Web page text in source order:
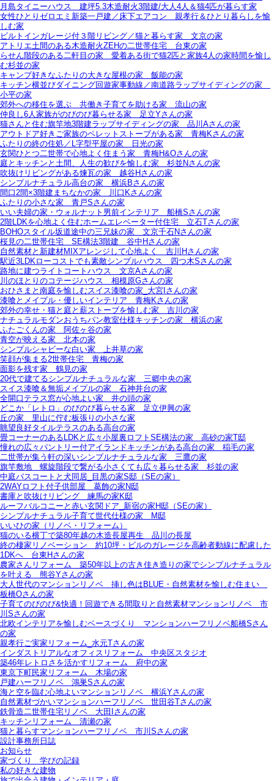
月島タイニーハウス＿建坪5.3木造耐火3階建/大人4人＆猫4匹が暮らす家
女性ひとりゼロエミ新築一戸建／床下エアコン＿親孝行＆ひとり暮らしを愉
しむ家
ビルトインガレージ付３階リビング／猫と暮らす家＿文京の家
アトリエ土間のある木造耐火ZEHの二世帯住宅＿台東の家
らせん階段のある二軒目の家＿愛着ある街で猫2匹と家族4人の家時間を愉し
む杉並の家
キャンプ好きなふたりの大きな屋根の家＿飯能の家
キッチン横並びダイニング回遊家事動線／南道路ラップサイディングの家＿
小平の家
郊外への移住を選ぶ＿共働き子育てを助ける家＿流山の家
仲良し6人家族がのびのび暮らせる家＿足立Yさんの家
猫さんと住む旗竿地3階建ラップサイディングの家＿品川Aさんの家
アウトドア好きご家族のペレットストーブがある家＿青梅Kさんの家
ふたりの終の住処／L字型平屋の家＿日光の家
玄関ひとつ二世帯で心地よく住まう家＿青梅H&Oさんの家
庭とキッチンと土間、人生の歓びを愉しむ家＿杉並Nさんの家
吹抜けリビングがある煉瓦の家＿越谷Hさんの家
シンプルナチュラル高台の家＿横浜Bさんの家
間口2間×3階建まちなかの家＿川口Kさんの家
ふたりの小さな家＿青戸Sさんの家
いい夫婦の家・ウォルナット男前インテリア＿船橋Sさんの家
2階LDKを心地よく住むホームエレベーター付住宅＿立石Tさんの家
BOHOスタイル坂道途中の三兄妹の家＿文京千石Nさんの家
桜見の二世帯住宅＿SE構法3階建＿谷中Hさんの家
自然素材と新建材MIXアレンジして心地よく＿吉川Hさんの家
駅近3LDKローコストでも素敵シンプルハウス＿四つ木Sさんの家
路地に建つライトコートハウス＿文京Aさんの家
川のほとりのコテージハウス＿相模原Gさんの家
おひさまと南庭を愉しむスイス漆喰の家_大宮Iさんの家
漆喰とメイプル・優しいインテリア＿青梅Kさんの家
郊外の幸せ・猫と庭と薪ストーブを愉しむ家＿吉川の家
ナチュラルモダンおうちパン教室仕様キッチンの家＿横浜の家
ふたごくんの家＿阿佐ヶ谷の家
青空が映える家＿北本の家
シンプルシャビーな白い家＿上井草の家
笑顔が集まる2世帯住宅＿青梅の家
面影を残す家＿鶴見の家
20代で建てるシンプルナチュラルな家＿三郷中央の家
スイス漆喰＆無垢メイプルの家＿石神井台の家
全開口テラス窓が心地よい家＿井の頭の家
どこか「レトロ」のびのび暮らせる家＿足立伊興の家
丘の家＿里山に佇む板張りの小さな家
眺望良好タイルテラスのある高台の家
畳コーナーのあるLDKと広々小屋裏ロフトSE構法の家＿高砂の家T邸
憧れの広々パントリー付アイランドキッチンがある高台の家＿稲毛の家
二世帯が集う軒の深いシンプルナチュラルな家＿三鷹の家
旗竿敷地＿螺旋階段で繋がる小さくても広々暮らせる家＿杉並の家
中庭バスコートと犬同居_目黒の家S邸（SEの家）
2WAYロフト付子供部屋＿葛飾の家N邸
書庫と吹抜けリビング 練馬の家K邸
ルーフバルコニーと赤い玄関ドア_新宿の家H邸（SEの家）
シンプルナチュラル子育て世代仕様の家 M邸
いいひの家（リノベ・リフォーム）
猫のいる横丁で築80年越の木造長屋再生＿品川の長屋
終の棲家リノベーション＿約10坪・ビルのガレージを高齢者動線に配慮した
1DKへ＿台東Hさんの家
農家さんリフォーム＿築50年以上の古き佳き造りの家でシンプルナチュラル
を叶える＿熊谷Yさんの家
大人世代のマンションリノベ＿挿し色はBLUE・自然素材を愉しむ住まい＿
板橋Oさんの家
子育てのびのび&快適！回遊できる間取りと自然素材マンションリノベ＿市
川Sさんの家
北欧インテリアを愉しむベースづくり＿マンションハーフリノベ船橋Sさん
の家
親孝行ご実家リフォーム_水元Tさんの家
インダストリアルなオフィスリフォーム＿中央区スタジオ
築46年レトロさを活かすリフォーム＿府中の家
東京下町民家リフォーム＿木場の家
戸建ハーフリノベ＿鴻巣Sさんの家
海と空を臨む心地よいマンションリノベ＿横浜Yさんの家
自然素材づかいマンションハーフリノベ＿世田谷Tさんの家
鉄骨造二世帯住宅リノベ＿大田Iさんの家
キッチンリフォーム＿清瀬の家
猫と暮らすマンションハーフリノベ＿市川Sさんの家
設計事務所日誌
お知らせ
家づくり 学びの記録
私の好きな建物